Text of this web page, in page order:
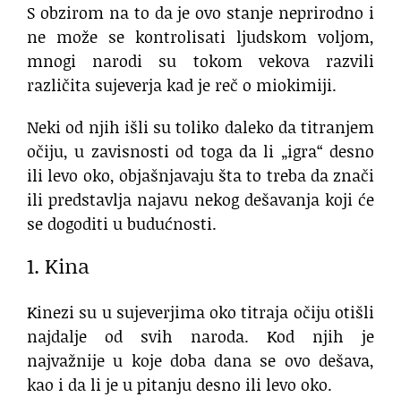
S obzirom na to da je ovo stanje neprirodno i
ne može se kontrolisati ljudskom voljom,
mnogi narodi su tokom vekova razvili
različita sujeverja kad je reč o miokimiji.
Neki od njih išli su toliko daleko da titranjem
očiju, u zavisnosti od toga da li „igra“ desno
ili levo oko, objašnjavaju šta to treba da znači
ili predstavlja najavu nekog dešavanja koji će
se dogoditi u budućnosti.
1. Kina
Kinezi su u sujeverjima oko titraja očiju otišli
najdalje od svih naroda. Kod njih je
najvažnije u koje doba dana se ovo dešava,
kao i da li je u pitanju desno ili levo oko.